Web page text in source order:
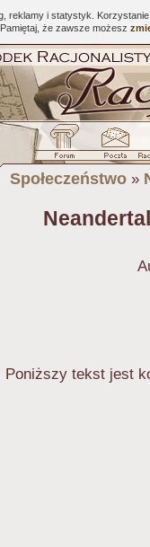
reklamy i statystyk.
że zawsze możesz
Społeczeństwo »
Poniższy tekst jest